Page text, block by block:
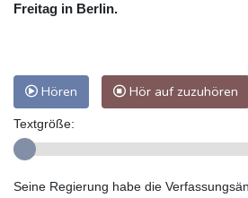
Freitag in Berlin.
Hören Hör auf zuzuhören
Textgröße:
Seine Regierung habe die